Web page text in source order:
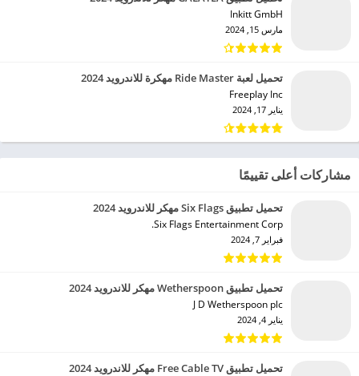
Inkitt GmbH‏
مارس 15, 2024
تحميل لعبة Ride Master مهكرة للاندرويد 2024
Freeplay Inc‏
يناير 17, 2024
مشاركات أعلى تقييمًا
تحميل تطبيق Six Flags مهكر للاندرويد 2024
Six Flags Entertainment Corp.‏
فبراير 7, 2024
تحميل تطبيق Wetherspoon مهكر للاندرويد 2024
J D Wetherspoon plc‏
يناير 4, 2024
تحميل تطبيق Free Cable TV مهكر للاندرويد 2024